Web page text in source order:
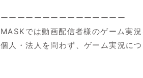
ーーーーーーーーーーーーーーー
MASKでは動画配信者様のゲーム実況
個人・法人を問わず、ゲーム実況に